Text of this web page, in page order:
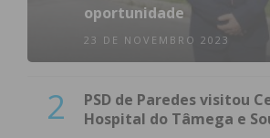
oportunidade
23 DE NOVEMBRO 2023
2
PSD de Paredes visitou
Hospital do Tâmega e